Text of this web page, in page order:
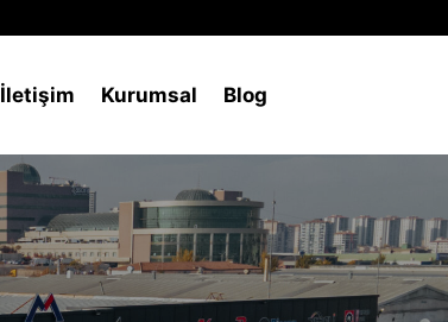
İletişim Kurumsal Blog